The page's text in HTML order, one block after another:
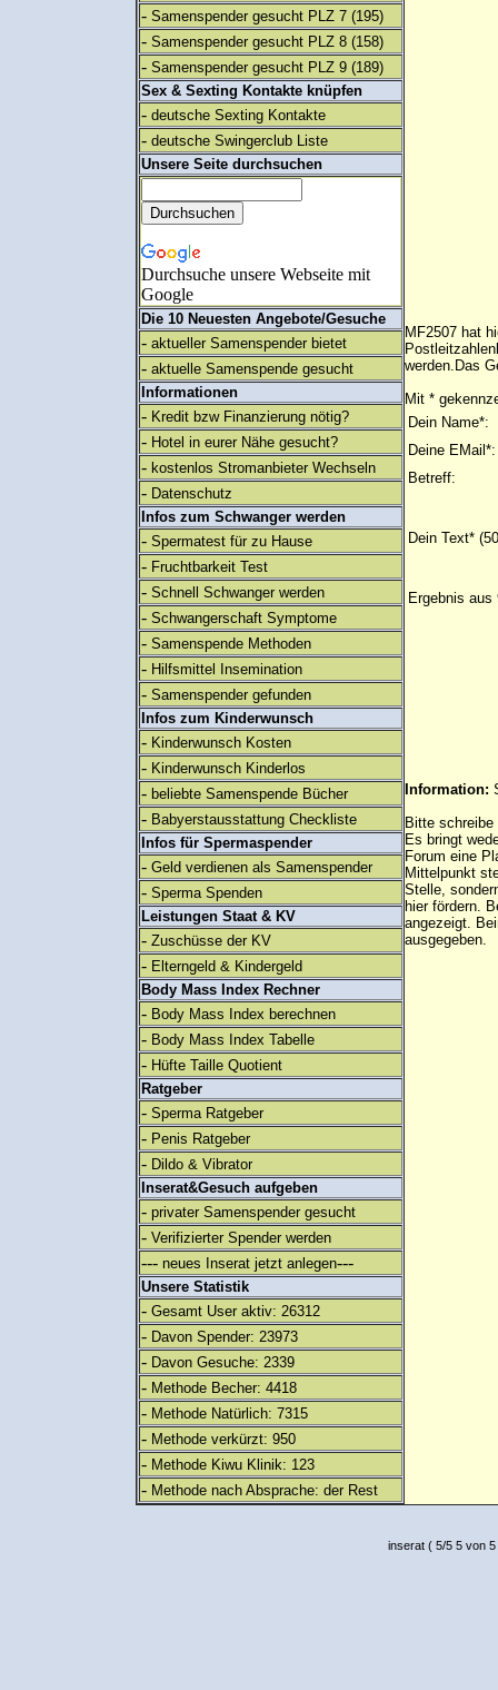
- Samenspender gesucht PLZ 7 (195)
- Samenspender gesucht PLZ 8 (158)
- Samenspender gesucht PLZ 9 (189)
Sex & Sexting Kontakte knüpfen
- deutsche Sexting Kontakte
- deutsche Swingerclub Liste
Unsere Seite durchsuchen
Durchsuche unsere Webseite mit
Google
Die 10 Neuesten Angebote/Gesuche
- aktueller Samenspender bietet
- aktuelle Samenspende gesucht
Informationen
- Kredit bzw Finanzierung nötig?
- Hotel in eurer Nähe gesucht?
- kostenlos Stromanbieter Wechseln
- Datenschutz
Infos zum Schwanger werden
- Spermatest für zu Hause
- Fruchtbarkeit Test
- Schnell Schwanger werden
- Schwangerschaft Symptome
- Samenspende Methoden
- Hilfsmittel Insemination
- Samenspender gefunden
Infos zum Kinderwunsch
- Kinderwunsch Kosten
- Kinderwunsch Kinderlos
- beliebte Samenspende Bücher
- Babyerstausstattung Checkliste
Infos für Spermaspender
- Geld verdienen als Samenspender
- Sperma Spenden
Leistungen Staat & KV
- Zuschüsse der KV
- Elterngeld & Kindergeld
Body Mass Index Rechner
- Body Mass Index berechnen
- Body Mass Index Tabelle
- Hüfte Taille Quotient
Ratgeber
- Sperma Ratgeber
- Penis Ratgeber
- Dildo & Vibrator
Inserat&Gesuch aufgeben
- privater Samenspender gesucht
- Verifizierter Spender werden
--- neues Inserat jetzt anlegen---
Unsere Statistik
- Gesamt User aktiv: 26312
- Davon Spender: 23973
- Davon Gesuche: 2339
- Methode Becher: 4418
- Methode Natürlich: 7315
- Methode verkürzt: 950
- Methode Kiwu Klinik: 123
- Methode nach Absprache: der Rest
MF2507 hat
werden.Das
Mit *
Dein Name*:
Deine EMail*:
Betreff:
Dein Text*
Ergebnis aus
Information:
Bitte
Es bringt
Forum eine
Mittelpunkt
Stelle,
hier fördern.
angezeigt.
ausgegeben.
inserat( 5/5 5 von 5